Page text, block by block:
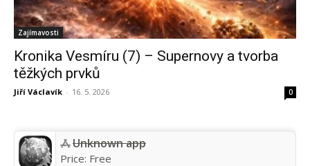
Zajímavosti
Kronika Vesmíru (7) – Supernovy a tvorba
těžkých prvků
Jiří Václavík - 16. 5. 2026 0
Unknown app
Price: Free